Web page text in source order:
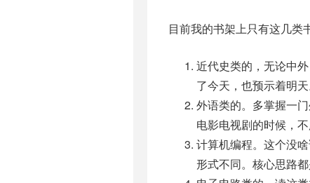
目前我的书架上只有这几类
近代史类的，无论中
了今天，也预示着明天
外语类的。多掌握一
电影电视剧的时候，
计算机编程。这个没
形式不同。核心思路都